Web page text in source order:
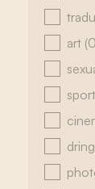
art
sport